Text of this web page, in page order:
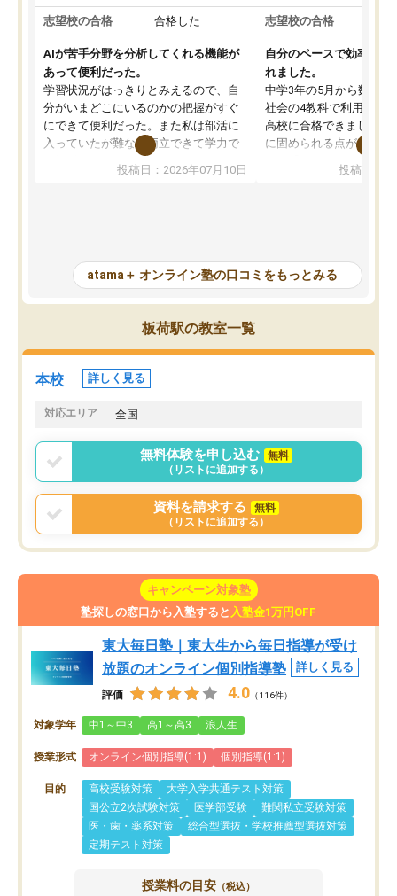
志望校の合格 合格した
AIが苦手分野を分析してくれる機能が
あって便利だった。
学習状況がはっきりとみえるので、自
分がいまどこにいるのかの把握がすぐ
にできて便利だった。また私は部活に
入っていたが難なく両立できて学力で
も部活でも結果を残すことができてよ
かった。また問題演習の際に、自分が
が、自分で自分の管理ができない人に
とっては難しい部分もあるのではない
かと思った。
投稿日：2026年07月10日
志望校の合格
自分のペースで効率よく
れました。
中学3年の5月から数学・
社会の4教科で利用し、
高校に合格できました。
に固められる点が魅力で
項目のおかげで、手軽
元数が可視化されるので
しながら意欲的に取り組
常に効果を実感している
すめできる塾です。
投稿日：
atama＋ オンライン塾の口コミをもっとみる
板荷駅の教室一覧
本校 詳しく見る
対応エリア 全国
無料体験を申し込む
無料
（リストに追加する）
資料を請求する
無料
（リストに追加する）
キャンペーン対象塾
塾探しの窓口から入塾すると 入塾金1万円OFF
東大毎日塾｜東大生から毎日指導が受け
放題のオンライン個別指導塾
詳しく見る
評価 4.0 （116件）
対象学年 中1～中3 高1～高3 浪人生
授業形式 オンライン個別指導(1:1) 個別指導(1:1)
目的 高校受験対策
大学入学共通テスト対策
国公立2次試験対策
医学部受験
難関私立受験対策
医・歯・薬系対策
総合型選抜・学校推薦型選抜対策
定期テスト対策
授業料の目安 （税込）